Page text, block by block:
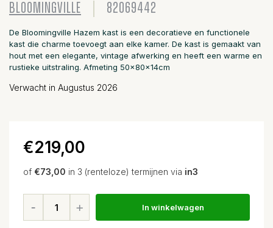
BLOOMINGVILLE 82069442
De Bloomingville Hazem kast is een decoratieve en functionele
kast die charme toevoegt aan elke kamer. De kast is gemaakt van
hout met een elegante, vintage afwerking en heeft een warme en
rustieke uitstraling. Afmeting 50x80x14cm
Verwacht in Augustus 2026
€219,00
of €73,00 in 3 (renteloze) termijnen via in3
In winkelwagen